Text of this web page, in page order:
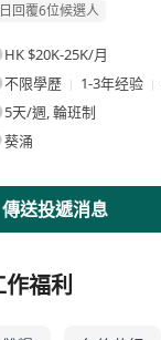
回覆6位候選人
HK $20K-25K/月
不限學歷
1-3年经验
5天/週, 輪班制
葵涌
傳送投遞消息
作福利